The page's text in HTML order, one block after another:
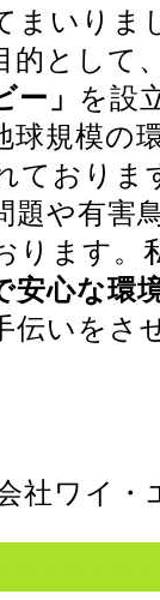
まいりま
的として
ー」 を設
規模の
ておりま
題や有害
ります。
安心な環
伝いをさ
社ワイ